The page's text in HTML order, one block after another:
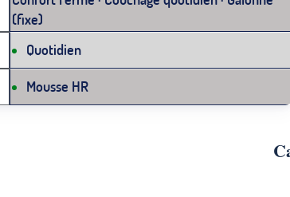
(fixe)
Quotidien
Mousse HR